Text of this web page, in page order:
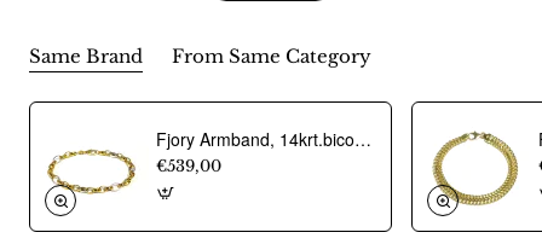
Same Brand From Same Category
Fjory Armband, 14krt.bicolour goud met massief zilveren kern anker fantasie 6mm. (lente:19cm.) - 21707
€539,00